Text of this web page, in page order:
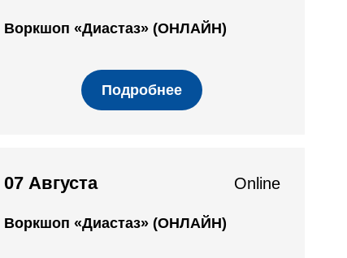
Воркшоп «Диастаз» (ОНЛАЙН)
Подробнее
07 Августа Online
Воркшоп «Диастаз» (ОНЛАЙН)